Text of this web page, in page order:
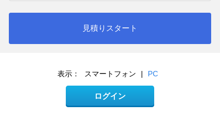
見積りスタート
表示： スマートフォン | PC
ログイン